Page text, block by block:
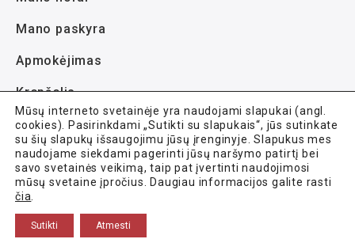
Mano paskyra
Apmokėjimas
Krepšelis
Mūsų interneto svetainėje yra naudojami slapukai (angl.
cookies). Pasirinkdami „Sutikti su slapukais“, jūs sutinkate
su šių slapukų išsaugojimu jūsų įrenginyje. Slapukus mes
naudojame siekdami pagerinti jūsų naršymo patirtį bei
savo svetainės veikimą, taip pat įvertinti naudojimosi
mūsų svetaine įpročius. Daugiau informacijos galite rasti
čia
Sutikti Atmesti